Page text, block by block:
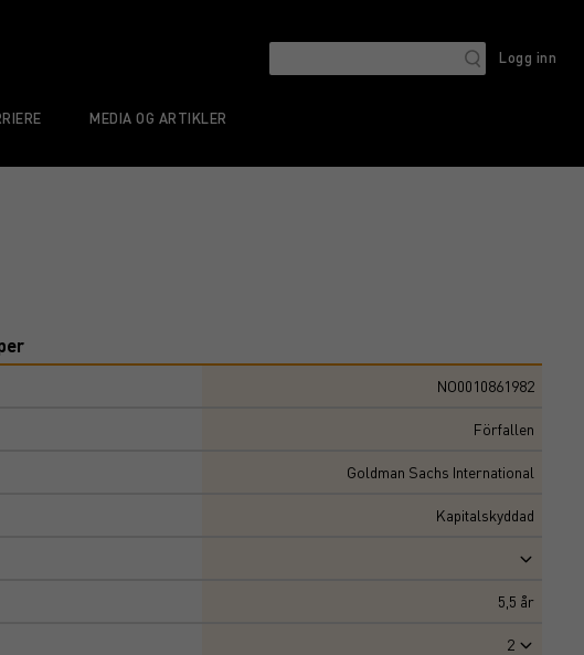
Logg inn
MEDIA OG ARTIKLER
NO0010861982
Förfallen
Goldman Sachs International
Kapitalskyddad
5,5 år
2